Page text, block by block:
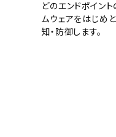
どのエンドポイン
ムウェアをはじめ
知・防御します。